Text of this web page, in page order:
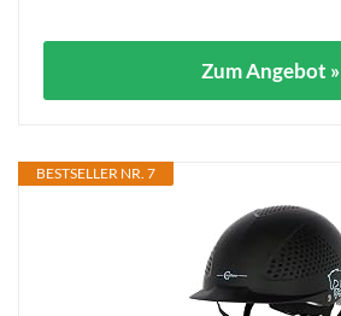
Zum Angebot »
BESTSELLER NR. 7